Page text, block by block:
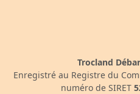
Trocland
Enregistré au Registre du
numéro de SIRET